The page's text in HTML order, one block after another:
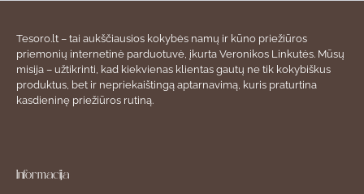
Tesoro.lt – tai aukščiausios kokybės namų ir kūno priežiūros
priemonių internetinė parduotuvė, įkurta Veronikos Linkutės. Mūsų
misija – užtikrinti, kad kiekvienas klientas gautų ne tik kokybiškus
produktus, bet ir nepriekaištingą aptarnavimą, kuris praturtina
kasdieninę priežiūros rutiną.
Informacija